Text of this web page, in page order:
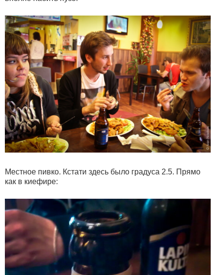
Местное пивко. Кстати здесь было градуса 2.5. Прямо
как в киефире: